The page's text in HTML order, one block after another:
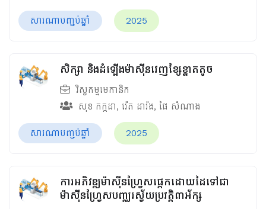
សារណាបញ្ចប់ឆ្នាំ 2025
សិក្សា និងដំឡើងម៉ាស៊ីនវេញខ្សែខ្នាតតូច
វិស្វកម្មមេកានិក
សុខ កក្កដា, រ៉េត ដារ៉ង, ផៃ សំណាង
សារណាបញ្ចប់ឆ្នាំ 2025
ការអភិវឌ្ឍម៉ាស៊ីនហ្វ្រែសផ្តេកដោយដៃទៅជា
ម៉ាស៊ីនហ្រ្វែសបញ្ឈរស្វ័យប្រវត្តិ៣អ័ក្ស